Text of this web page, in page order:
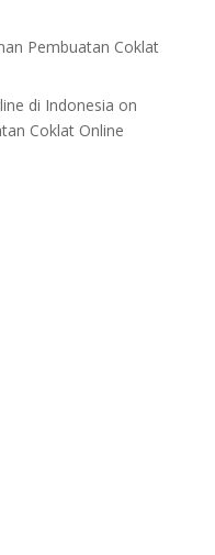
Pembuatan Coklat
di Indonesia on
Coklat Online